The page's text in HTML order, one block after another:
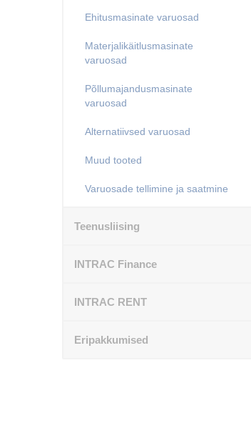
Ehitusmasinate varuosad
Materjalikäitlusmasinate
varuosad
Põllumajandusmasinate
varuosad
Alternatiivsed varuosad
Muud tooted
Varuosade tellimine ja saatmine
Teenusliising
INTRAC Finance
INTRAC RENT
Eripakkumised